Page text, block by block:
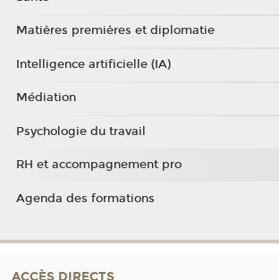
Matières premières et diplomatie
Intelligence artificielle (IA)
Médiation
Psychologie du travail
RH et accompagnement pro
Agenda des formations
ACCÈS DIRECTS